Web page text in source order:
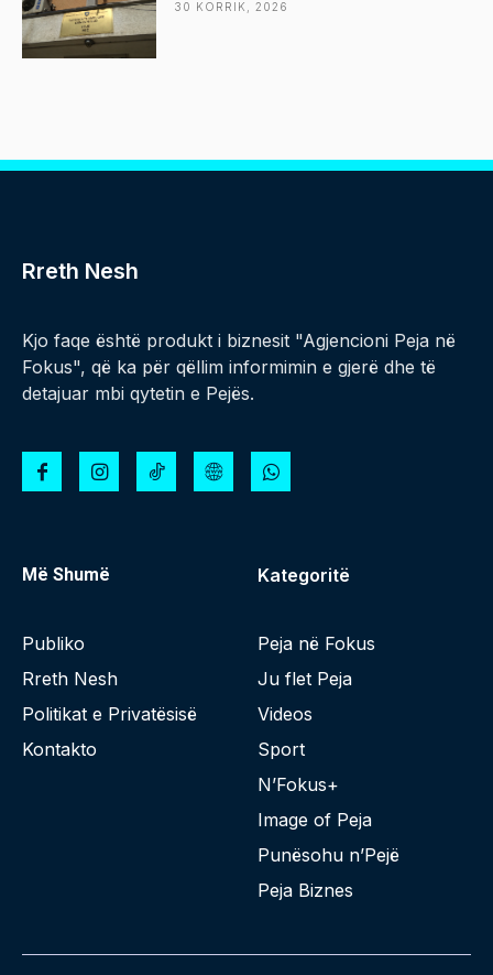
30 KORRIK, 2026
Rreth Nesh
Kjo faqe është produkt i biznesit "Agjencioni Peja në
Fokus", që ka për qëllim informimin e gjerë dhe të
detajuar mbi qytetin e Pejës.
Më Shumë
Publiko
Rreth Nesh
Politikat e Privatësisë
Kontakto
Kategoritë
Peja në Fokus
Ju flet Peja
Videos
Sport
N’Fokus+
Image of Peja
Punësohu n’Pejë
Peja Biznes